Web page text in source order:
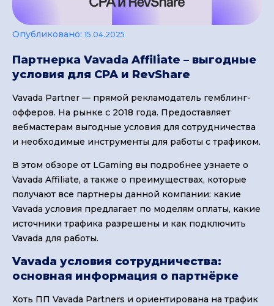
Опубликовано: 15.04.2025
Партнерка Vavada Affiliate – выгодные
условия для CPA и RevShare
Vavada Partner — прямой рекламодатель гемблинг-
офферов. На рынке с 2018 года. Предоставляет
вебмастерам выгодные условия для сотрудничества
и необходимые инструменты для работы с трафиком.
В этом обзоре от LGaming вы подробнее узнаете о
Vavada Affiliate, а также о преимуществах, которые
получают все партнеры данной компании: какие
Vavada условия предлагает по моделям оплаты, какие
источники трафика разрешены и как подключить
Vavada для работы.
Vavada условия сотрудничества:
основная информация о партнёрке
Хоть ПП Vavada Partners и ориентирована на трафик